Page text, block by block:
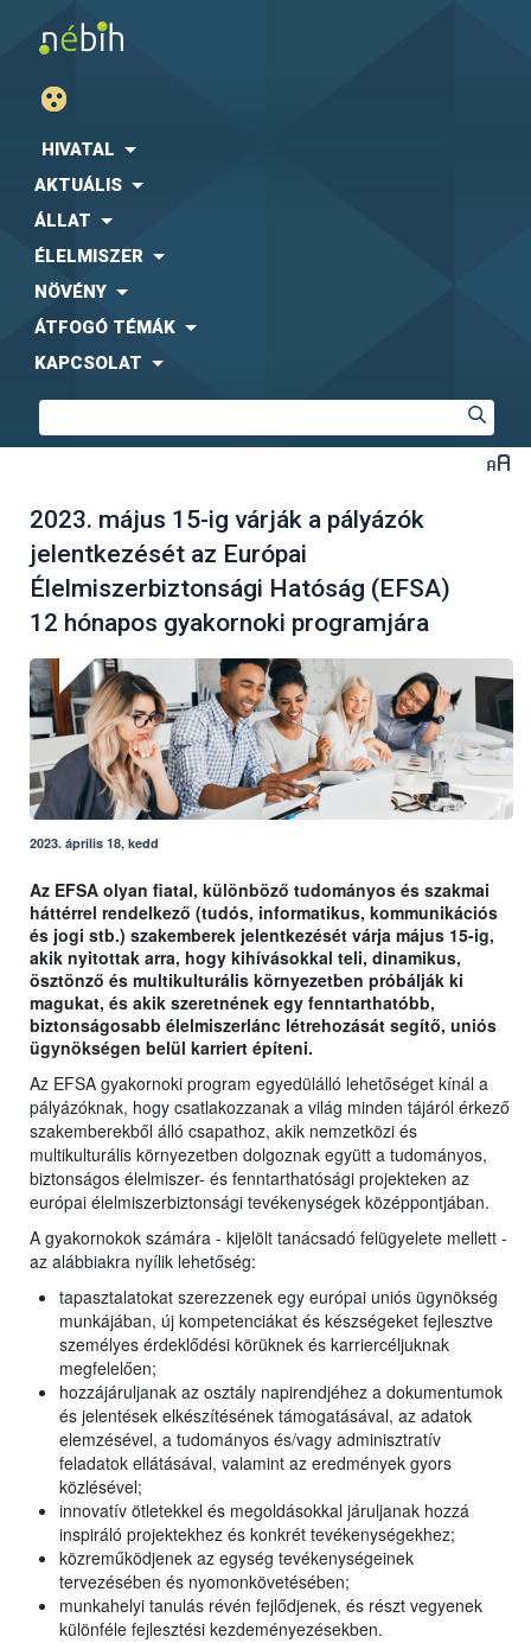
HIVATAL
AKTUÁLIS
ÁLLAT
ÉLELMISZER
NÖVÉNY
ÁTFOGÓ TÉMÁK
KAPCSOLAT
2023. május 15-ig várják a pályázók
jelentkezését az Európai
Élelmiszerbiztonsági Hatóság (EFSA)
12 hónapos gyakornoki programjára
2023. április 18, kedd
Az EFSA olyan fiatal, különböző tudományos és szakmai
háttérrel rendelkező (tudós, informatikus, kommunikációs
és jogi stb.) szakemberek jelentkezését várja május 15-ig,
akik nyitottak arra, hogy kihívásokkal teli, dinamikus,
ösztönző és multikulturális környezetben próbálják ki
magukat, és akik szeretnének egy fenntarthatóbb,
biztonságosabb élelmiszerlánc létrehozását segítő, uniós
ügynökségen belül karriert építeni.
Az EFSA gyakornoki program egyedülálló lehetőséget kínál a
pályázóknak, hogy csatlakozzanak a világ minden tájáról érkező
szakemberekből álló csapathoz, akik nemzetközi és
multikulturális környezetben dolgoznak együtt a tudományos,
biztonságos élelmiszer- és fenntarthatósági projekteken az
európai élelmiszerbiztonsági tevékenységek középpontjában.
A gyakornokok számára - kijelölt tanácsadó felügyelete mellett -
az alábbiakra nyílik lehetőség:
tapasztalatokat szerezzenek egy európai uniós ügynökség
munkájában, új kompetenciákat és készségeket fejlesztve
személyes érdeklődési körüknek és karriercéljuknak
megfelelően;
hozzájáruljanak az osztály napirendjéhez a dokumentumok
és jelentések elkészítésének támogatásával, az adatok
elemzésével, a tudományos és/vagy adminisztratív
feladatok ellátásával, valamint az eredmények gyors
közlésével;
innovatív ötletekkel és megoldásokkal járuljanak hozzá
inspiráló projektekhez és konkrét tevékenységekhez;
közreműködjenek az egység tevékenységeinek
tervezésében és nyomonkövetésében;
munkahelyi tanulás révén fejlődjenek, és részt vegyenek
különféle fejlesztési kezdeményezésekben.